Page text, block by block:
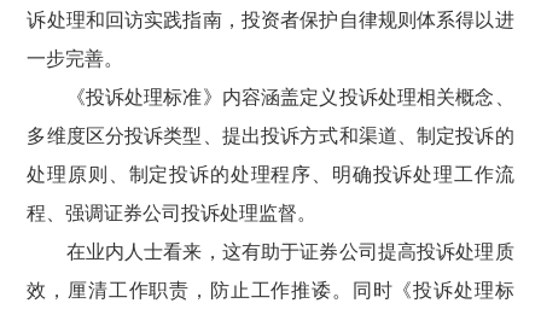
诉处理和回访实践指南，投资者保护自律规则体系得以进
一步完善。
《投诉处理标准》内容涵盖定义投诉处理相关概念、
多维度区分投诉类型、提出投诉方式和渠道、制定投诉的
处理原则、制定投诉的处理程序、明确投诉处理工作流
程、强调证券公司投诉处理监督。
在业内人士看来，这有助于证券公司提高投诉处理质
效，厘清工作职责，防止工作推诿。同时《投诉处理标